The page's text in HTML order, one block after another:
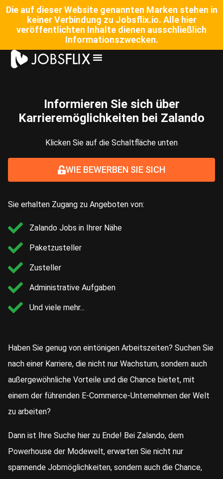
Die auf dieser Website genannten Marken stehen in
keiner Verbindung zu Jobsflix.io. Alle hier
veröffentlichten Inhalte dienen ausschließlich
Informationszwecken.
Informieren Sie sich über
Karrieremöglichkeiten bei Zalando
Klicken Sie auf die Schaltfläche unten
WIE BEWERBEN SIE SICH
Sie erhalten Zugang zu Angeboten von:
Zalando Jobs in Ihrer Nähe
Paketzusteller
Zusteller
Administrative Aufgaben
Und viele mehr...
Haben Sie genug von eintönigen Arbeitszeiten? Suchen Sie
nach einer Karriere, die nicht nur Wachstum, sondern auch
außergewöhnliche Vorteile und die Chance bietet, mit
einem der führenden E-Commerce-Unternehmen der Welt
zu arbeiten?
Dann ist Ihre Suche hier zu Ende! Bei Zalando, dem
Powerhouse der Modewelt, erwarten Sie nicht nur
spannende Jobmöglichkeiten, sondern auch die Chance,